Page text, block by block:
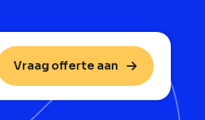
Vraag offerte aan